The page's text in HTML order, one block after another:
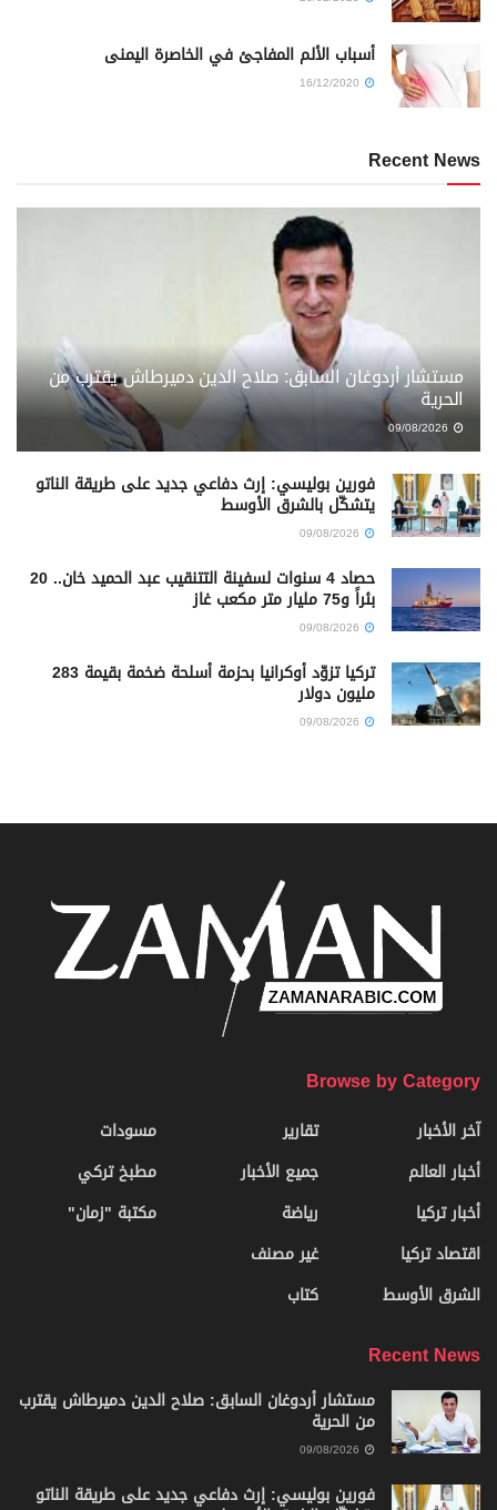
أسباب الألم المفاجئ في الخاصرة اليمنى
Recent News
مستشار أردوغان السابق: صلاح الدين دميرطاش يقترب من
الحرية
فورين بوليسي: إرث دفاعي جديد على طريقة الناتو
يتشكّل بالشرق الأوسط
حصاد 4 سنوات لسفينة التتنقيب عبد الحميد خان.. 20
بئراً و75 مليار متر مكعب غاز
تركيا تزوّد أوكرانيا بحزمة أسلحة ضخمة بقيمة 283
مليون دولار
Browse by Category
آخر الأخبار
أخبار العالم
أخبار تركيا
اقتصاد تركيا
الشرق الأوسط
تقارير
جميع الأخبار
رياضة
غير مصنف
كتاب
مسودات
مطبخ تركي
مكتبة "زمان"
Recent News
مستشار أردوغان السابق: صلاح الدين دميرطاش يقترب
من الحرية
فورين بوليسي: إرث دفاعي جديد على طريقة الناتو